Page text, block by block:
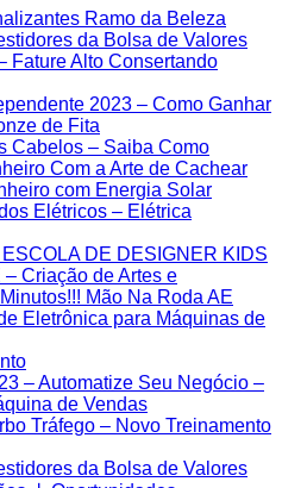
Ramo da Beleza
da Bolsa de Valores
Fature Alto Consertando
2023 – Como Ganhar
de Fita
Cabelos – Saiba Como
Com a Arte de Cachear
com Energia Solar
Elétricos – Elétrica
DE DESIGNER KIDS
– Criação de Artes e
Mão Na Roda AE
Eletrônica para Máquinas de
– Automatize Seu Negócio –
de Vendas
Tráfego – Novo Treinamento
da Bolsa de Valores